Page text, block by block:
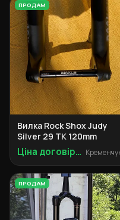
ПРОДАМ
Вилка Rock Shox Judy
Silver 29 TK 120mm
Ціна договірна
ПРОДАМ